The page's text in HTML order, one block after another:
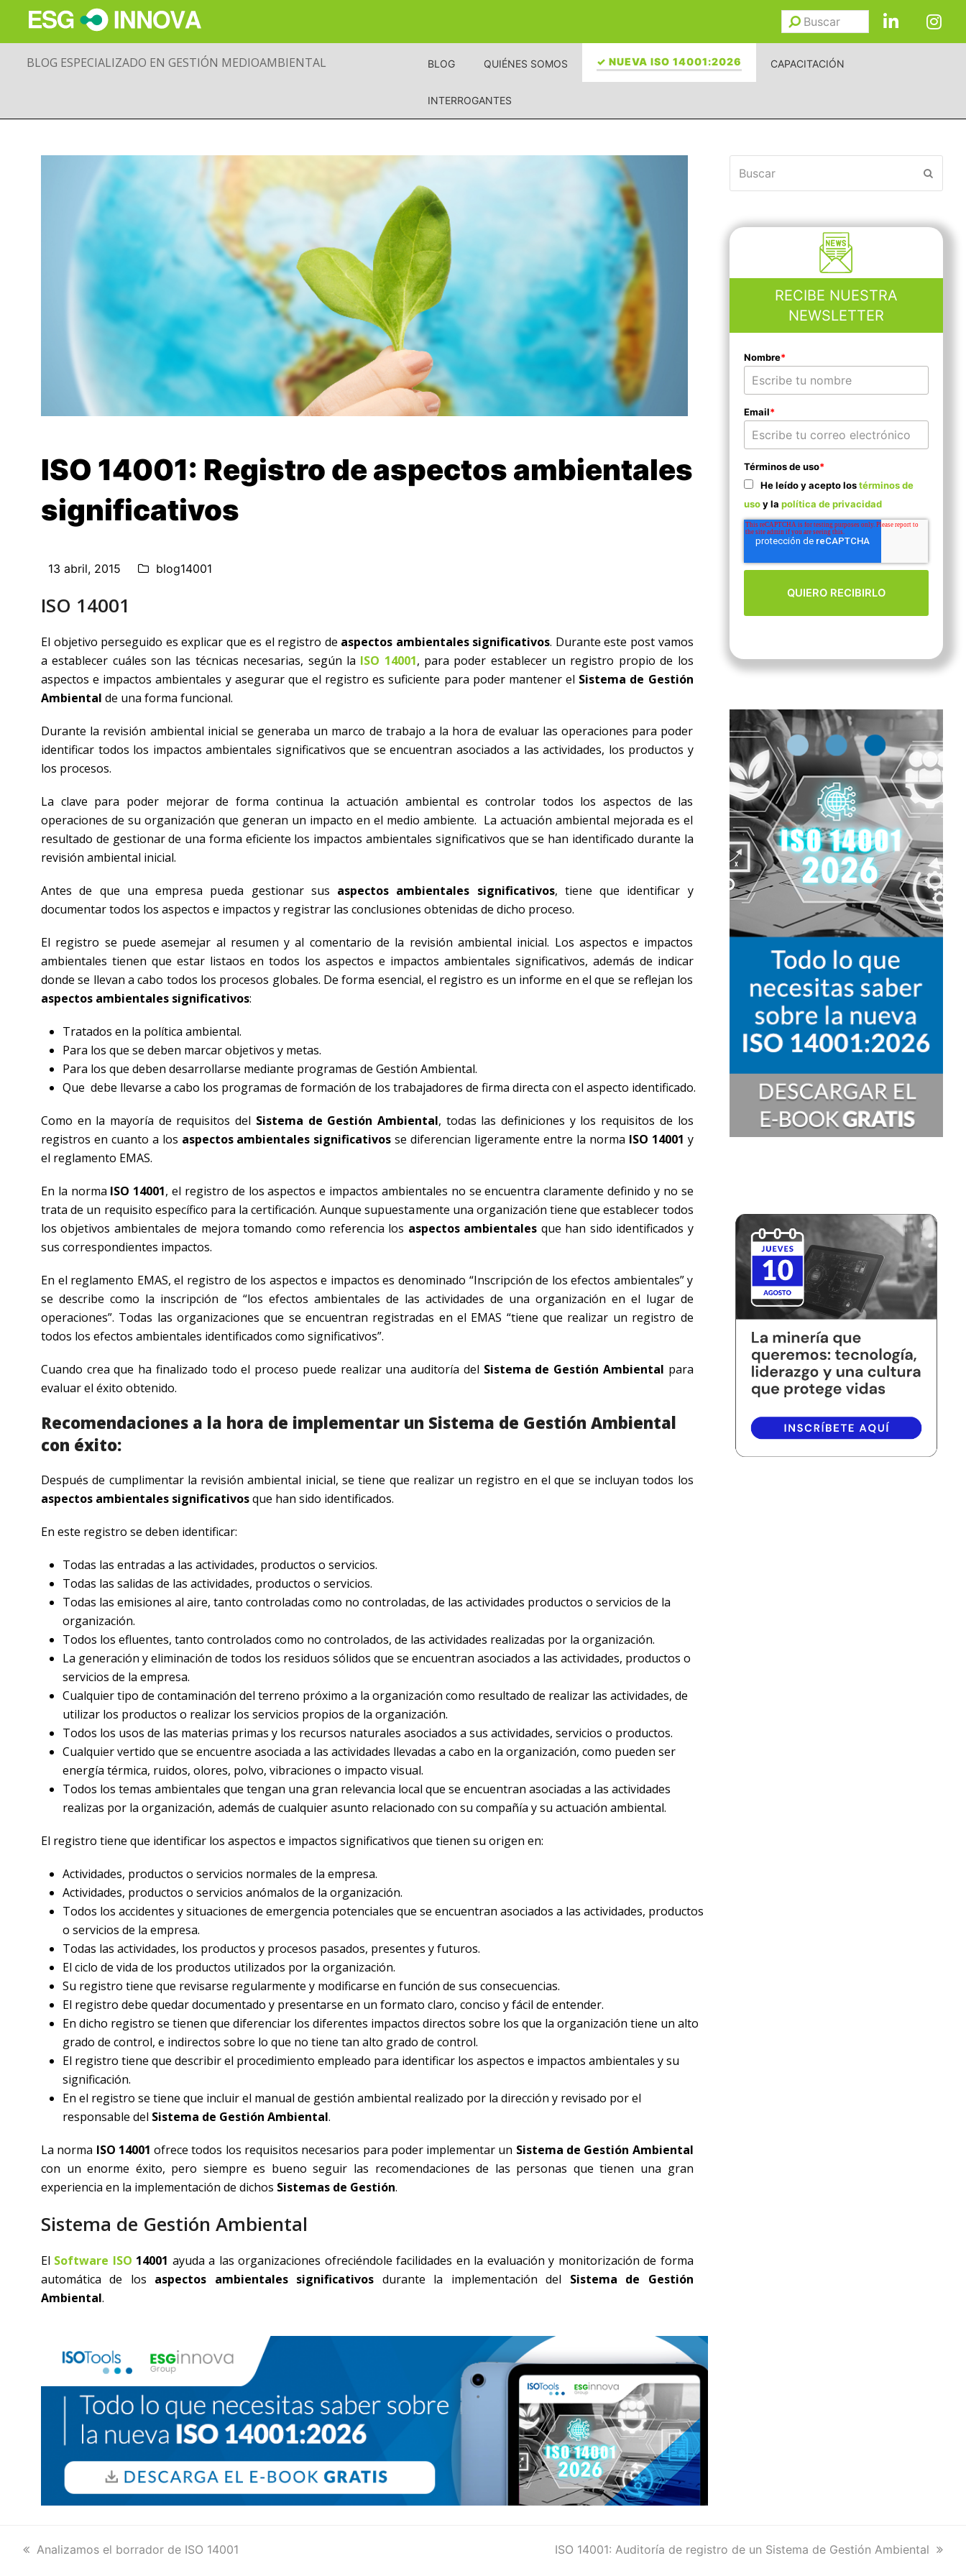
Buscar
BLOG ESPECIALIZADO EN GESTIÓN MEDIOAMBIENTAL BLOG QUIÉNES SOMOS ✓ NUEVA ISO 14001:2026 CAPACITACIÓN
INTERROGANTES
ISO 14001: Registro de aspectos ambientales
significativos
13 abril, 2015 blog14001
ISO 14001
El objetivo perseguido es explicar que es el registro de aspectos ambientales significativos. Durante este post vamos
a establecer cuáles son las técnicas necesarias, según la ISO 14001, para poder establecer un registro propio de los
aspectos e impactos ambientales y asegurar que el registro es suficiente para poder mantener el Sistema de Gestión
Ambiental de una forma funcional.
Durante la revisión ambiental inicial se generaba un marco de trabajo a la hora de evaluar las operaciones para poder
identificar todos los impactos ambientales significativos que se encuentran asociados a las actividades, los productos y
los procesos.
La clave para poder mejorar de forma continua la actuación ambiental es controlar todos los aspectos de las
operaciones de su organización que generan un impacto en el medio ambiente. La actuación ambiental mejorada es el
resultado de gestionar de una forma eficiente los impactos ambientales significativos que se han identificado durante la
revisión ambiental inicial.
Antes de que una empresa pueda gestionar sus aspectos ambientales significativos, tiene que identificar y
documentar todos los aspectos e impactos y registrar las conclusiones obtenidas de dicho proceso.
El registro se puede asemejar al resumen y al comentario de la revisión ambiental inicial. Los aspectos e impactos
ambientales tienen que estar listaos en todos los aspectos e impactos ambientales significativos, además de indicar
donde se llevan a cabo todos los procesos globales. De forma esencial, el registro es un informe en el que se reflejan los
aspectos ambientales significativos:
Tratados en la política ambiental.
Para los que se deben marcar objetivos y metas.
Para los que deben desarrollarse mediante programas de Gestión Ambiental.
Que debe llevarse a cabo los programas de formación de los trabajadores de firma directa con el aspecto identificado.
Como en la mayoría de requisitos del Sistema de Gestión Ambiental, todas las definiciones y los requisitos de los
registros en cuanto a los aspectos ambientales significativos se diferencian ligeramente entre la norma ISO 14001 y
el reglamento EMAS.
En la norma ISO 14001, el registro de los aspectos e impactos ambientales no se encuentra claramente definido y no se
trata de un requisito específico para la certificación. Aunque supuestamente una organización tiene que establecer todos
los objetivos ambientales de mejora tomando como referencia los aspectos ambientales que han sido identificados y
sus correspondientes impactos.
En el reglamento EMAS, el registro de los aspectos e impactos es denominado “Inscripción de los efectos ambientales” y
se describe como la inscripción de “los efectos ambientales de las actividades de una organización en el lugar de
operaciones”. Todas las organizaciones que se encuentran registradas en el EMAS “tiene que realizar un registro de
todos los efectos ambientales identificados como significativos”.
Cuando crea que ha finalizado todo el proceso puede realizar una auditoría del Sistema de Gestión Ambiental para
evaluar el éxito obtenido.
Recomendaciones a la hora de implementar un Sistema de Gestión Ambiental
con éxito:
Después de cumplimentar la revisión ambiental inicial, se tiene que realizar un registro en el que se incluyan todos los
aspectos ambientales significativosque han sido identificados.
En este registro se deben identificar:
Todas las entradas a las actividades, productos o servicios.
Todas las salidas de las actividades, productos o servicios.
Todas las emisiones al aire, tanto controladas como no controladas, de las actividades productos o servicios de la
organización.
Todos los efluentes, tanto controlados como no controlados, de las actividades realizadas por la organización.
La generación y eliminación de todos los residuos sólidos que se encuentran asociados a las actividades, productos o
servicios de la empresa.
Cualquier tipo de contaminación del terreno próximo a la organización como resultado de realizar las actividades, de
utilizar los productos o realizar los servicios propios de la organización.
Todos los usos de las materias primas y los recursos naturales asociados a sus actividades, servicios o productos.
Cualquier vertido que se encuentre asociada a las actividades llevadas a cabo en la organización, como pueden ser
energía térmica, ruidos, olores, polvo, vibraciones o impacto visual.
Todos los temas ambientales que tengan una gran relevancia local que se encuentran asociadas a las actividades
realizas por la organización, además de cualquier asunto relacionado con su compañía y su actuación ambiental.
El registro tiene que identificar los aspectos e impactos significativos que tienen su origen en:
Actividades, productos o servicios normales de la empresa.
Actividades, productos o servicios anómalos de la organización.
Todos los accidentes y situaciones de emergencia potenciales que se encuentran asociados a las actividades, productos
o servicios de la empresa.
Todas las actividades, los productos y procesos pasados, presentes y futuros.
El ciclo de vida de los productos utilizados por la organización.
Su registro tiene que revisarse regularmente y modificarse en función de sus consecuencias.
El registro debe quedar documentado y presentarse en un formato claro, conciso y fácil de entender.
En dicho registro se tienen que diferenciar los diferentes impactos directos sobre los que la organización tiene un alto
grado de control, e indirectos sobre lo que no tiene tan alto grado de control.
El registro tiene que describir el procedimiento empleado para identificar los aspectos e impactos ambientales y su
significación.
En el registro se tiene que incluir el manual de gestión ambiental realizado por la dirección y revisado por el
responsable del Sistema de Gestión Ambiental.
La norma ISO 14001 ofrece todos los requisitos necesarios para poder implementar un Sistema de Gestión Ambiental
con un enorme éxito, pero siempre es bueno seguir las recomendaciones de las personas que tienen una gran
experiencia en la implementación de dichos Sistemas de Gestión.
Sistema de Gestión Ambiental
El Software ISO 14001 ayuda a las organizaciones ofreciéndole facilidades en la evaluación y monitorización de forma
automática de los aspectos ambientales significativos durante la implementación del Sistema de Gestión
Ambiental.
RECIBE NUESTRA
NEWSLETTER
Nombre*
Email*
Términos de uso*
He leído y acepto lostérminos de
usoy la política de privacidad
previous
Analizamos el borrador de ISO 14001
next
ISO 14001: Auditoría de registro de un Sistema de Gestión Ambiental